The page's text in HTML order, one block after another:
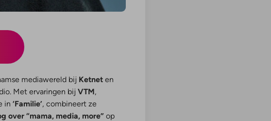
mediawereld bij Ketnet en
Met ervaringen bijVTM,
in‘Familie’, combineert ze
over “mama, media, more” op